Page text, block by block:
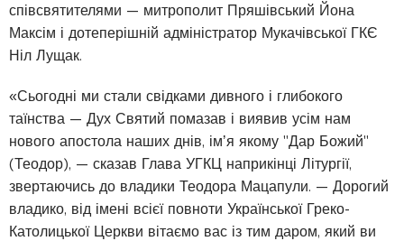
співсвятителями — митрополит Пряшівський Йона
Максім і дотеперішній адміністратор Мукачівської ГКЄ
Ніл Лущак.
«Сьогодні ми стали свідками дивного і глибокого
таїнства — Дух Святий помазав і виявив усім нам
нового апостола наших днів, імʼя якому "Дар Божий"
(Теодор), — сказав Глава УГКЦ наприкінці Літургії,
звертаючись до владики Теодора Мацапули. — Дорогий
владико, від імені всієї повноти Української Греко-
Католицької Церкви вітаємо вас із тим даром, який ви